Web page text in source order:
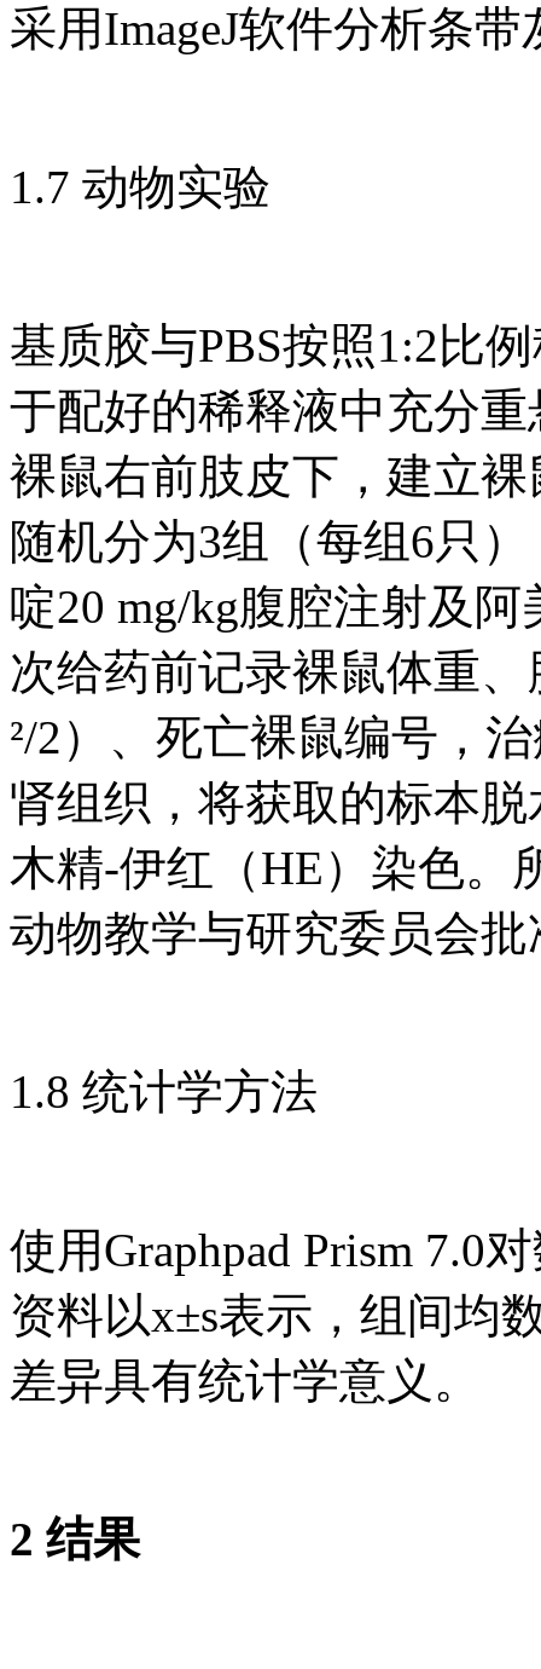
采用ImageJ软件分析条带
1.7 动物实验
基质胶与PBS按照1:2比
于配好的稀释液中充分
裸鼠右前肢皮下，建立裸
随机分为3组（每组6只
啶20 mg/kg腹腔注射及
次给药前记录裸鼠体重
²/2）、死亡裸鼠编号，
肾组织，将获取的标本
木精-伊红（HE）染色。
动物教学与研究委员会
1.8 统计学方法
使用Graphpad Prism 7.0
资料以x±s表示，组间均
差异具有统计学意义。
2 结果